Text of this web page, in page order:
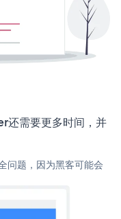
还需要更多时间，并
问题，因为黑客可能会